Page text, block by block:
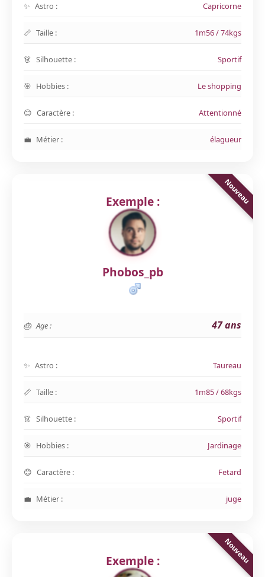
Astro : Capricorne
Taille : 1m56 / 74kgs
Silhouette : Sportif
Hobbies : Le shopping
Caractère : Attentionné
Métier : élagueur
Exemple :
Phobos_pb
Age : 47 ans
Astro : Taureau
Taille : 1m85 / 68kgs
Silhouette : Sportif
Hobbies : Jardinage
Caractère : Fetard
Métier : juge
Exemple :